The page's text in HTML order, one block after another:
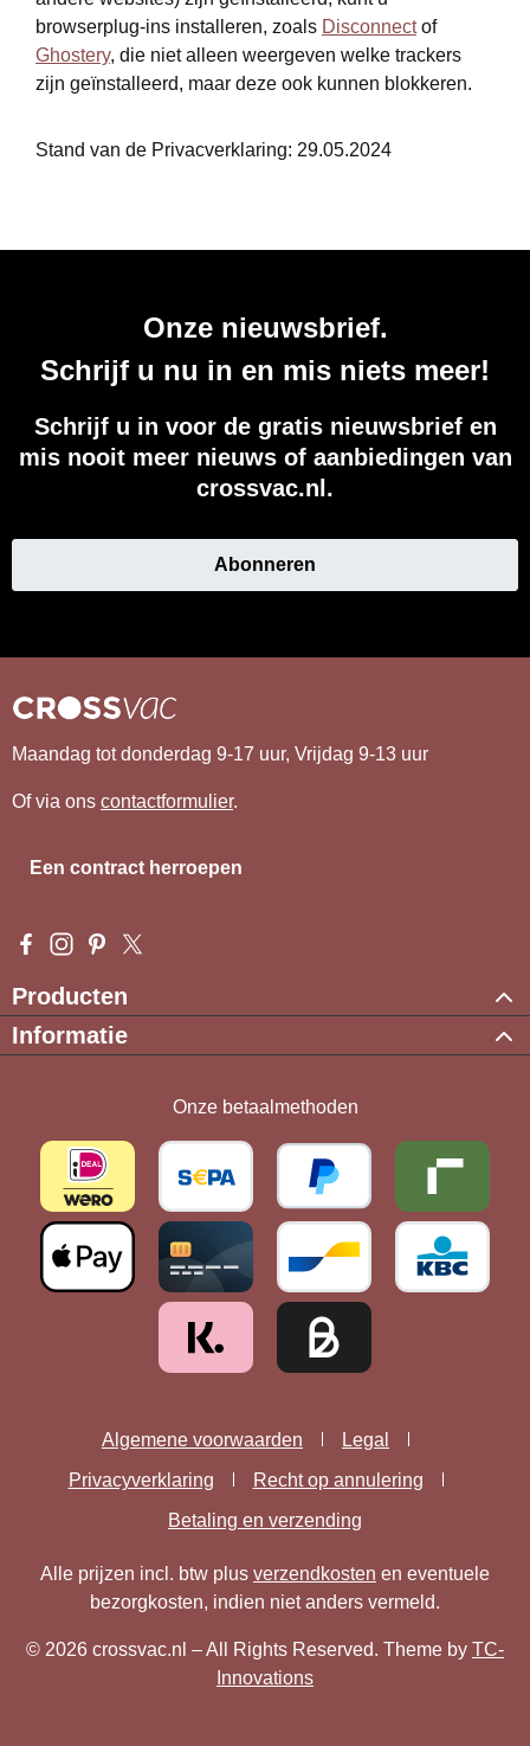
browserplug-ins installeren, zoals Disconnectof
Ghostery, die niet alleen weergeven welke trackers
zijn geïnstalleerd, maar deze ook kunnen blokkeren.
Stand van de Privacverklaring: 29.05.2024
Onze nieuwsbrief.
Schrijf u nu in en mis niets meer!
Schrijf u in voor de gratis nieuwsbrief en
mis nooit meer nieuws of aanbiedingen van
crossvac.nl.
Abonneren
Maandag tot donderdag 9-17 uur, Vrijdag 9-13 uur
Of via ons contactformulier.
Een contract herroepen
Visit us on Facebook – opens in a new browser tab (external
Check us out on Instagram – opens in a new browser tab
Get inspired on Pinterest – opens in a new browser
Follow us on X – opens in a new browser tab
Producten
Informatie
Onze betaalmethoden
Algemene voorwaarden
Legal
Privacyverklaring
Recht op annulering
Betaling en verzending
Alle prijzen incl. btw plus verzendkosten en eventuele
bezorgkosten, indien niet anders vermeld.
© 2026 crossvac.nl – All Rights Reserved. Theme by TC-
Innovations